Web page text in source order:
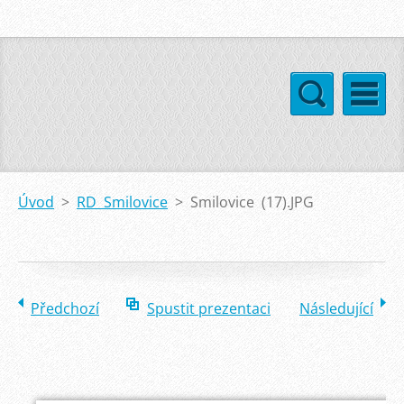
Úvod > RD Smilovice > Smilovice (17).JPG
Předchozí Spustit prezentaci Následující